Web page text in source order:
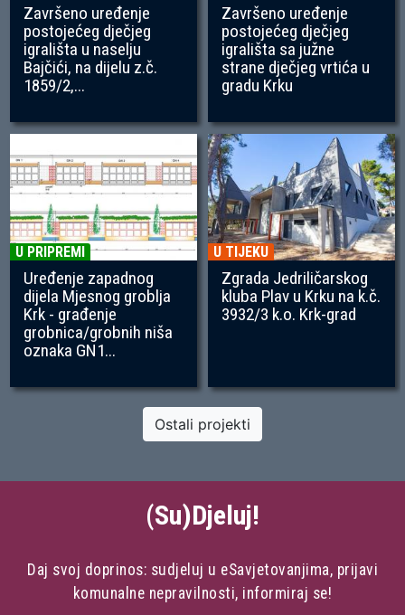
Završeno uređenje
postojećeg dječjeg
igrališta u naselju
Bajčići, na dijelu z.č.
1859/2,...
Završeno uređenje
postojećeg dječjeg
igrališta sa južne
strane dječjeg vrtića u
gradu Krku
U PRIPREMI
Uređenje zapadnog
dijela Mjesnog groblja
Krk - građenje
grobnica/grobnih niša
oznaka GN1...
U TIJEKU
Zgrada Jedriličarskog
kluba Plav u Krku na k.č.
3932/3 k.o. Krk-grad
Ostali projekti
(Su)Djeluj!
Daj svoj doprinos: sudjeluj u eSavjetovanjima, prijavi
komunalne nepravilnosti, informiraj se!